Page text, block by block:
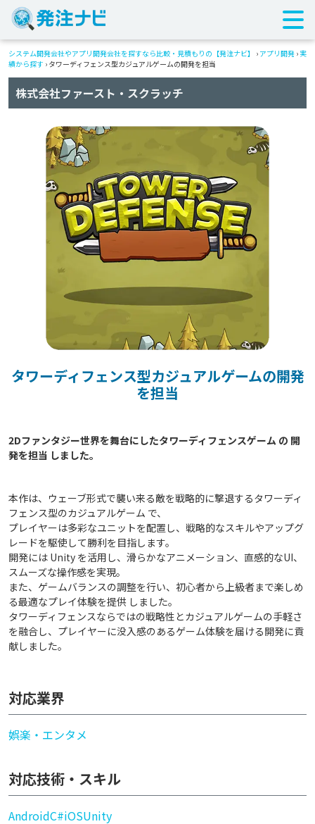
システム開発会社やアプリ開発会社を探すなら比較・見積もりの【発注ナビ】 › アプリ開発 › 実
績から探す › タワーディフェンス型カジュアルゲームの開発を担当
株式会社ファースト・スクラッチ
タワーディフェンス型カジュアルゲームの開発
を担当
2Dファンタジー世界を舞台にしたタワーディフェンスゲーム の 開
本作は、ウェーブ形式で襲い来る敵を戦略的に撃退するタワーディ
フェンス型のカジュアルゲーム で、
プレイヤーは多彩なユニットを配置し、戦略的なスキルやアップグ
レードを駆使して勝利を目指します。
開発には Unity を活用し、滑らかなアニメーション、直感的なUI、
スムーズな操作感を実現。
また、ゲームバランスの調整を行い、初心者から上級者まで楽しめ
る最適なプレイ体験を提供 しました。
タワーディフェンスならではの戦略性とカジュアルゲームの手軽さ
を融合し、プレイヤーに没入感のあるゲーム体験を届ける開発に貢
献しました。
対応業界
娯楽・エンタメ
対応技術・スキル
AndroidC#iOSUnity